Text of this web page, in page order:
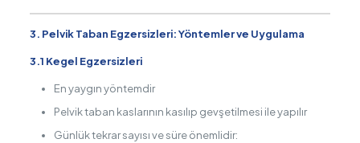
3. Pelvik Taban Egzersizleri: Yöntemler ve Uygulama
3.1 Kegel Egzersizleri
En yaygın yöntemdir
Pelvik taban kaslarının kasılıp gevşetilmesi ile yapılır
Günlük tekrar sayısı ve süre önemlidir: